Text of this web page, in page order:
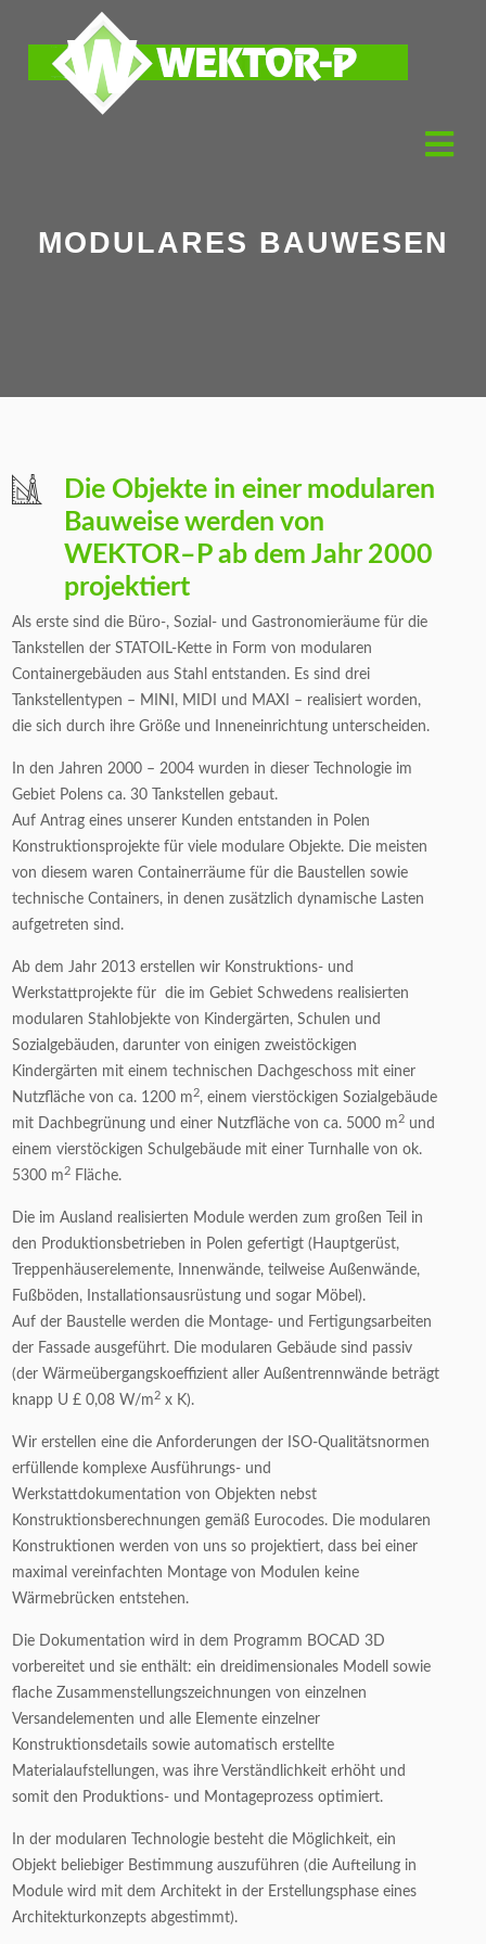
MODULARES BAUWESEN
Die Objekte in einer modularen
Bauweise werden von
WEKTOR–P ab dem Jahr 2000
projektiert
Als erste sind die Büro-, Sozial- und Gastronomieräume für die
Tankstellen der STATOIL-Kette in Form von modularen
Containergebäuden aus Stahl entstanden. Es sind drei
Tankstellentypen – MINI, MIDI und MAXI – realisiert worden,
die sich durch ihre Größe und Inneneinrichtung unterscheiden.
In den Jahren 2000 – 2004 wurden in dieser Technologie im
Gebiet Polens ca. 30 Tankstellen gebaut.
Auf Antrag eines unserer Kunden entstanden in Polen
Konstruktionsprojekte für viele modulare Objekte. Die meisten
von diesem waren Containerräume für die Baustellen sowie
technische Containers, in denen zusätzlich dynamische Lasten
aufgetreten sind.
Ab dem Jahr 2013 erstellen wir Konstruktions- und
Werkstattprojekte für die im Gebiet Schwedens realisierten
modularen Stahlobjekte von Kindergärten, Schulen und
Sozialgebäuden, darunter von einigen zweistöckigen
Kindergärten mit einem technischen Dachgeschoss mit einer
Nutzfläche von ca. 1200 m2, einem vierstöckigen Sozialgebäude
mit Dachbegrünung und einer Nutzfläche von ca. 5000 m2 und
einem vierstöckigen Schulgebäude mit einer Turnhalle von ok.
5300 m2 Fläche.
Die im Ausland realisierten Module werden zum großen Teil in
den Produktionsbetrieben in Polen gefertigt (Hauptgerüst,
Treppenhäuserelemente, Innenwände, teilweise Außenwände,
Fußböden, Installationsausrüstung und sogar Möbel).
Auf der Baustelle werden die Montage- und Fertigungsarbeiten
der Fassade ausgeführt. Die modularen Gebäude sind passiv
(der Wärmeübergangskoeffizient aller Außentrennwände beträgt
knapp U £ 0,08 W/m2 x K).
Wir erstellen eine die Anforderungen der ISO-Qualitätsnormen
erfüllende komplexe Ausführungs- und
Werkstattdokumentation von Objekten nebst
Konstruktionsberechnungen gemäß Eurocodes. Die modularen
Konstruktionen werden von uns so projektiert, dass bei einer
maximal vereinfachten Montage von Modulen keine
Wärmebrücken entstehen.
Die Dokumentation wird in dem Programm BOCAD 3D
vorbereitet und sie enthält: ein dreidimensionales Modell sowie
flache Zusammenstellungszeichnungen von einzelnen
Versandelementen und alle Elemente einzelner
Konstruktionsdetails sowie automatisch erstellte
Materialaufstellungen, was ihre Verständlichkeit erhöht und
somit den Produktions- und Montageprozess optimiert.
In der modularen Technologie besteht die Möglichkeit, ein
Objekt beliebiger Bestimmung auszuführen (die Aufteilung in
Module wird mit dem Architekt in der Erstellungsphase eines
Architekturkonzepts abgestimmt).